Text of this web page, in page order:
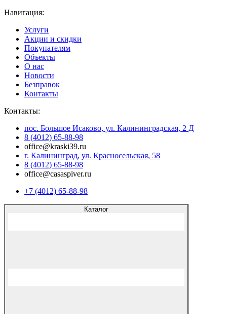
Навигация:
Услуги
Акции и скидки
Покупателям
Объекты
О нас
Новости
Безправок
Контакты
Контакты:
пос. Большое Исаково, ул. Калининградская, 2 Д
8 (4012) 65-88-98
office@kraski39.ru
г. Калининград, ул. Красносельская, 58
8 (4012) 65-88-98
office@casaspiver.ru
+7 (4012) 65-88-98
Каталог